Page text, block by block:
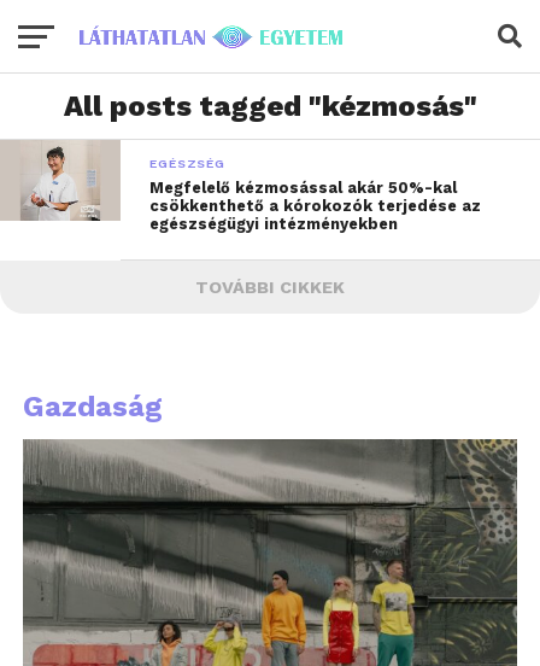
All posts tagged "kézmosás"
EGÉSZSÉG
Megfelelő kézmosással akár 50%-kal
csökkenthető a kórokozók terjedése az
egészségügyi intézményekben
TOVÁBBI CIKKEK
Gazdaság